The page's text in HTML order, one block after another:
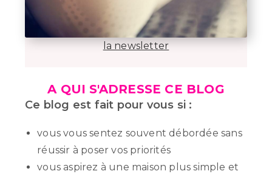
la newsletter
A QUI S'ADRESSE CE BLOG
Ce blog est fait pour vous si :
vous vous sentez souvent débordée sans
réussir à poser vos priorités
vous aspirez à une maison plus simple et